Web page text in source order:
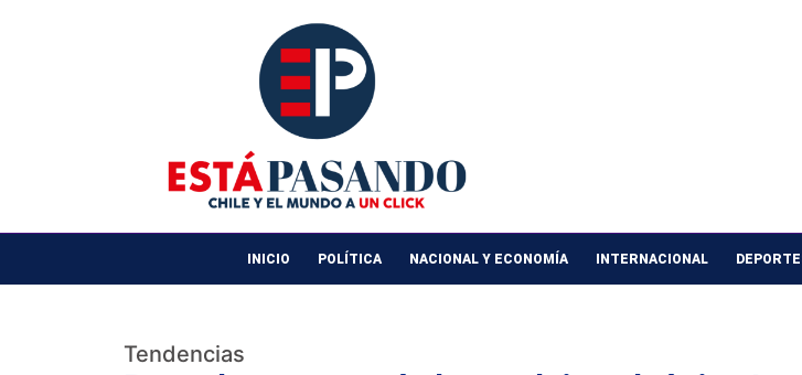
INICIO POLÍTICA NACIONAL Y ECONOMÍA INTERNACIONAL
Tendencias